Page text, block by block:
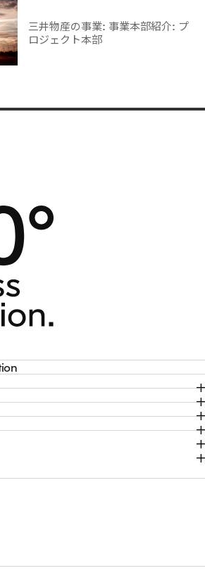
三井物産の事業: 事業本部紹介: プ
ロジェクト本部
ト
ウント一覧​
業サイト